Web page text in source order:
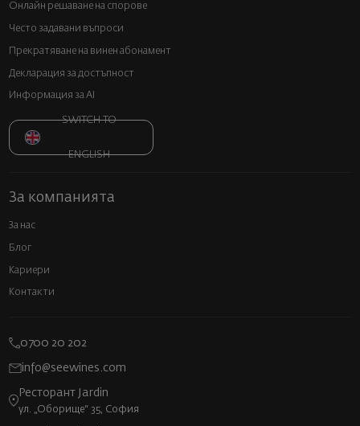
Онлайн решаване на спорове
Често задавани въпроси
Прекратяване на винен абонамент
Декларация за достъпност
Информация за AI
SWITCH TO
ENGLISH
За компанията
За нас
Блог
Кариери
Контакти
0700 20 202
info@seewines.com
Ресторант Jardin
ул. „Оборище“ 35, София